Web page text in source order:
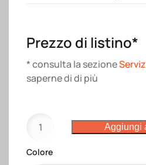
Prezzo di listino*
* consulta la sezione
saperne di di più
scatto
Aggiungi
Colore